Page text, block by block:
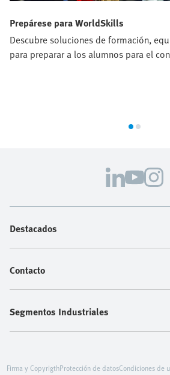
Prepárese para WorldSkills
Descubre soluciones de formación,
para preparar a los alumnos para el
Destacados
Contacto
Segmentos Industriales
Firma y CopyrigthProtección de datosCondiciones de